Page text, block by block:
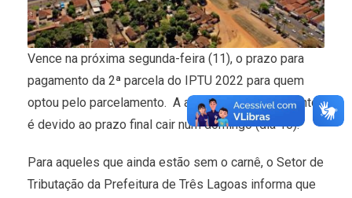
Vence na próxima segunda-feira (11), o prazo para
pagamento da 2ª parcela do IPTU 2022 para quem
optou pelo parcelamento. A alteração do vencimento
é devido ao prazo final cair num domingo (dia 10).
Para aqueles que ainda estão sem o carnê, o Setor de
Tributação da Prefeitura de Três Lagoas informa que